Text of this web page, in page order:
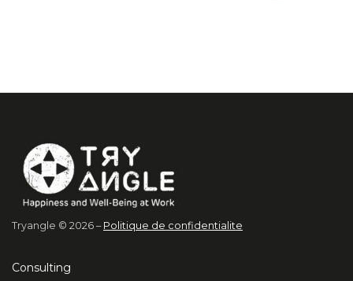
Tryangle © 2026 – Politique de confidentialite
Consulting